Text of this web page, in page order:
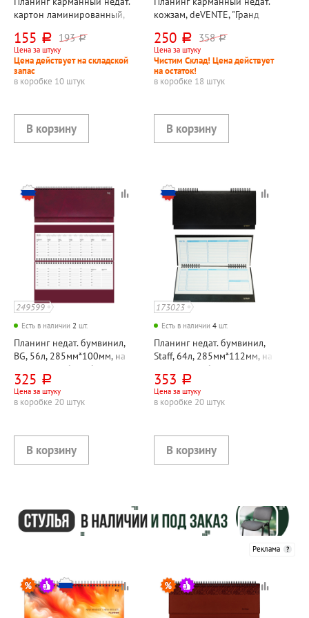
картон ламинированный,
170мм*95мм, в твердом
переплете, цветной, белый
блок, мягкое покрытие (soft
touch)
155 руб. 193 руб.
Цена за штуку
Цена действует на складской
запас
в коробке 10 штук
кожзам, deVENTE, "Гранд
170мм*100мм, в твердом
переплете, черный,
кремовый блок, ляссе,
черный форзац, тиснение
250 руб. 358 руб.
Цена за штуку
Чистим Склад! Цена действует
на остаток!
в коробке 18 штук
249599
Есть в наличии 2 шт.
Планинг недат. бумвинил,
BG, 56л, 285мм*100мм, на
спирали(гребне), бордовый,
белый блок
325 руб.
Цена за штуку
в коробке 20 штук
173023
Есть в наличии 4 шт.
Планинг недат. бумвинил,
Staff, 64л, 285мм*112мм, на
спирали(гребне), черный,
белый блок
353 руб.
Цена за штуку
в коробке 20 штук
Реклама